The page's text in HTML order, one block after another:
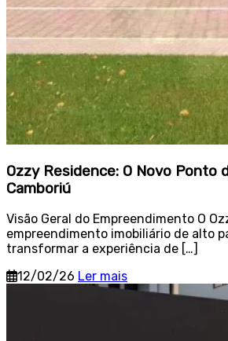
Ozzy Residence: O Novo Ponto
Camboriú
Visão Geral do Empreendimento O
empreendimento imobiliário de alto
transformar a experiência de […]
12/02/26 Ler mais